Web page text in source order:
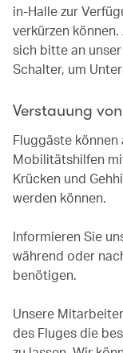
in-Halle zur
verkürzen
sich bitte an
Schalter, um
Verstauung
Fluggäste
Mobilitätshilfen
Krücken und
werden können.
Informieren Sie
während oder
benötigen.
Unsere
des Fluges die